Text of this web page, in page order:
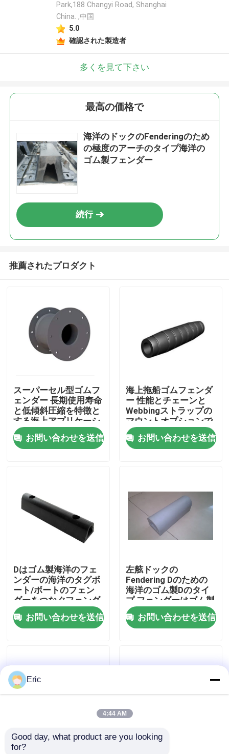
企業情報
品質管理
お問い合わせ
Company News
海洋の Windows
Park,188 Changyi Road, Shanghai
China. ,中国
5.0
確認された製造者
多くを見て下さい
最高の価格で
海洋のドックのFenderingのため
の極度のアーチのタイプ海洋の
ゴム製フェンダー
続行
推薦されたプロダクト
スーパーセル型ゴムフ
ェンダー 長期使用寿命
と低傾斜圧縮を特徴と
する海上アプリケーシ
ョン
お問い合わせを送信
海上拖船ゴムフェンダ
ー 性能とチェーンと
Webbingストラップの
マウントオプションで
簡単にインストール
お問い合わせを送信
Dはゴム製海洋のフェ
ンダーの海洋のタグボ
ート/ボートのフェン
ダーをつなぐフェンダ
ーを形づける
お問い合わせを送信
左舷ドックの
Fendering Dのための
海洋のゴム製Dのタイ
プ フェンダーはゴム製
フェンダーを形づける
お問い合わせを送信
D 形 作業船/リグボー
Eric
4:44 AM
Good day, what product are you looking
for?